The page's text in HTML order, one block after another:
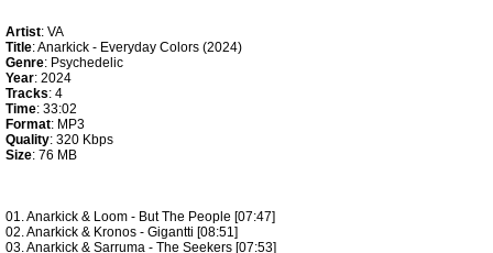
Artist: VA
Title: Anarkick - Everyday Colors (2024)
Genre: Psychedelic
Year: 2024
Tracks: 4
Time: 33:02
Format: MP3
Quality: 320 Kbps
Size: 76 MB
01. Anarkick & Loom - But The People [07:47]
02. Anarkick & Kronos - Gigantti [08:51]
03. Anarkick & Sarruma - The Seekers [07:53]